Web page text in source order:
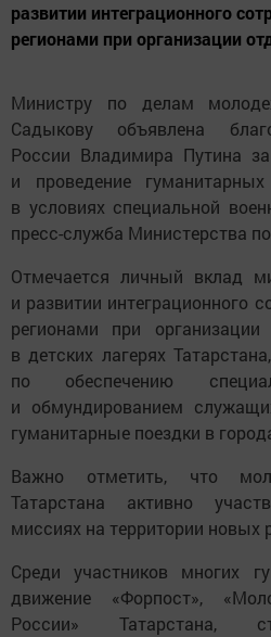
развитии интеграционного
регионами при организации
Министру по делам
Садыкову объявлена
России Владимира Путина
и проведение
в условиях специальной
пресс-служба Министерства
Отмечается личный вклад
и развитии интеграционного
регионами при
в детских лагерях
по обеспечению
и обмундированием
гуманитарные поездки в
Важно отметить, что
Татарстана активно
миссиях на территории новых
Среди участников многих
движение «Форпост»,
России» Татарстана,